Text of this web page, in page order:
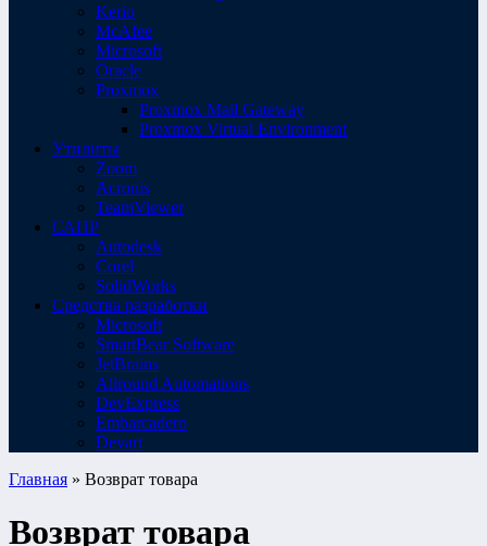
Kerio
McAfee
Microsoft
Oracle
Proxmox
Proxmox Mail Gateway
Proxmox Virtual Environment
Утилиты
Zoom
Acronis
TeamViewer
САПР
Autodesk
Corel
SolidWorks
Средства разработки
Microsoft
SmartBear Software
JetBrains
Allround Automations
DevExpress
Embarcadero
Devart
Главная » Возврат товара
Возврат товара